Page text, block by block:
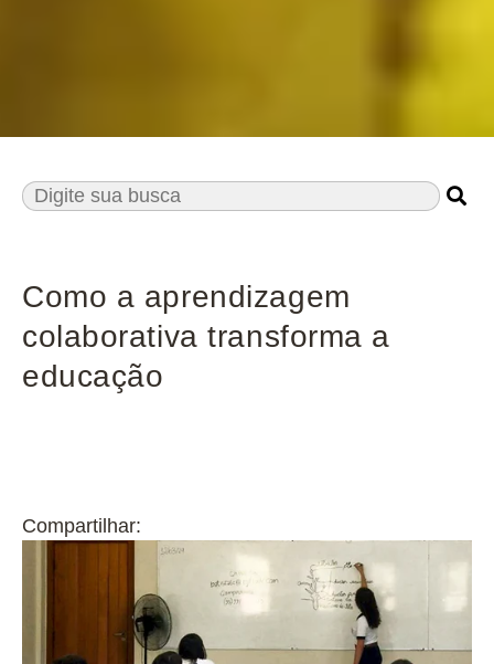
Como a aprendizagem
colaborativa transforma a
educação
Compartilhar: